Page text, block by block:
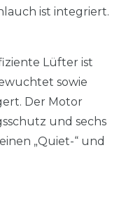
ist integriert.
Lüfter ist
sowie
Der Motor
und sechs
„Quiet-“ und